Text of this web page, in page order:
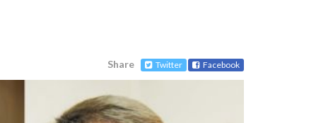
Share Twitter Facebook